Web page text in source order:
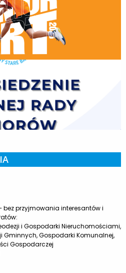
bez przyjmowania interesantów i
i Gospodarki Nieruchomościami,
Gminnych, Gospodarki Komunalnej,
Gospodarczej